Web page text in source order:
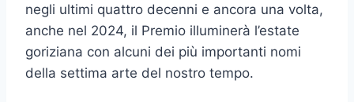
negli ultimi quattro decenni e ancora una volta,
anche nel 2024, il Premio illuminerà l’estate
goriziana con alcuni dei più importanti nomi
della settima arte del nostro tempo.